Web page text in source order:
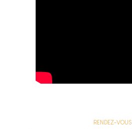
RENDEZ-VOUS